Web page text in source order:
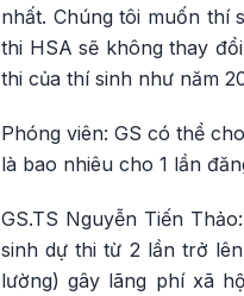
nhất. Chúng tôi muốn thí
thi HSA sẽ không thay
thi của thí sinh như năm
Phóng viên: GS có thể
là bao nhiêu cho 1 lần
GS.TS Nguyễn Tiến
sinh dự thi từ 2 lần trở
lường) gây lãng phí xã